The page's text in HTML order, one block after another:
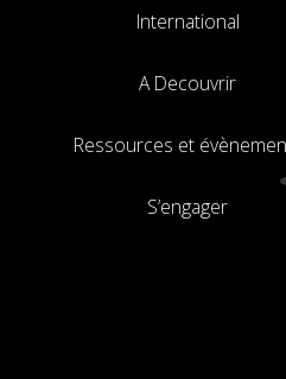
International
A Decouvrir
Ressources et
S’engager